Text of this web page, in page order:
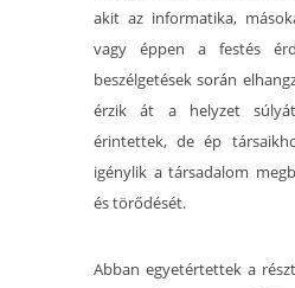
akit az informatika,
vagy éppen a festés
beszélgetések során
érzik át a helyzet
érintettek, de ép
igénylik a társadalom
és törődését.
Abban egyetértettek a